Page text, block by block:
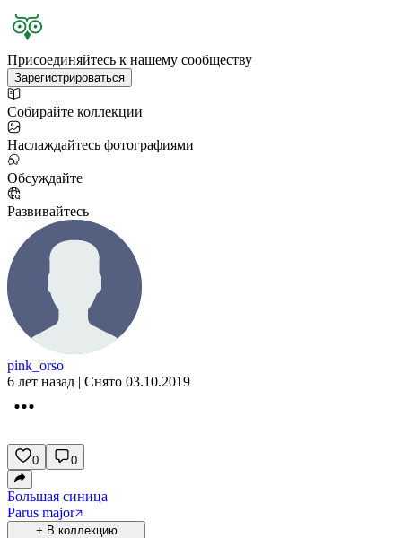
Присоединяйтесь к нашему сообществу
Зарегистрироваться
Собирайте коллекции
Наслаждайтесь фотографиями
Обсуждайте
Развивайтесь
pink_orso
6 лет назад | Снято 03.10.2019
0 0
Большая синица
Parus major
+ В коллекцию